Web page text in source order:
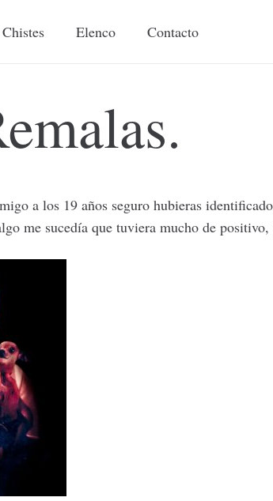
Chistes Elenco Contacto
a los 19 años seguro hubieras
me sucedía que tuviera mucho de